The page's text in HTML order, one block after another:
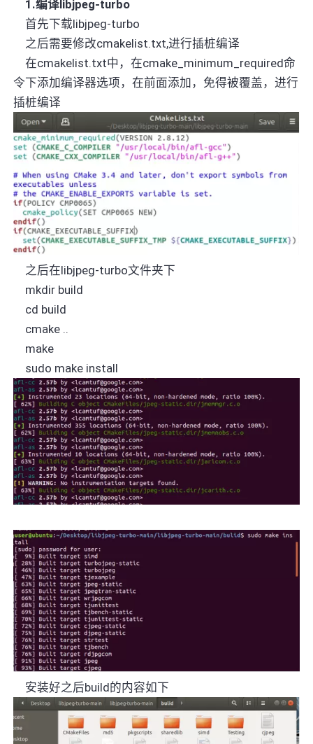
1.编译 libjpeg-turbo
首先下载libjpeg-turbo
之后需要修改cmakelist.txt,进行插桩编译
在cmakelist.txt中，在cmake_minimum_required命
令下添加编译器选项，在前面添加，免得被覆盖，进行
插桩编译
之后在libjpeg-turbo文件夹下
mkdir build
cd build
cmake ..
make
sudo make install
安装好之后build的内容如下